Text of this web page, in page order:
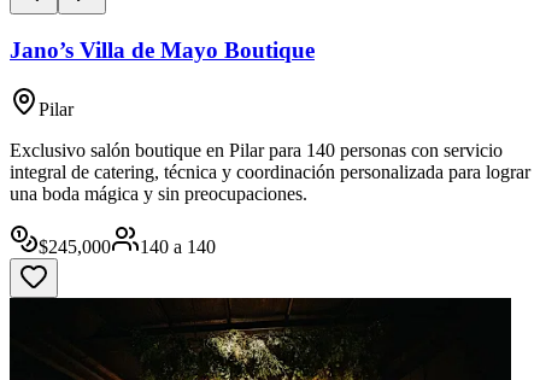
Jano’s Villa de Mayo Boutique
Pilar
Exclusivo salón boutique en Pilar para 140 personas con servicio
integral de catering, técnica y coordinación personalizada para lograr
una boda mágica y sin preocupaciones.
$245,000 140 a 140